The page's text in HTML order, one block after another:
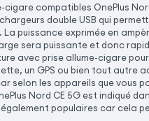
compatibles OnePlus
double USB qui
puissance exprimée en
sera puissante et donc
avec prise allume-cigare
un GPS ou bien tout autre
selon les appareils que vous
Nord CE 5G est indiqué
populaires car cela